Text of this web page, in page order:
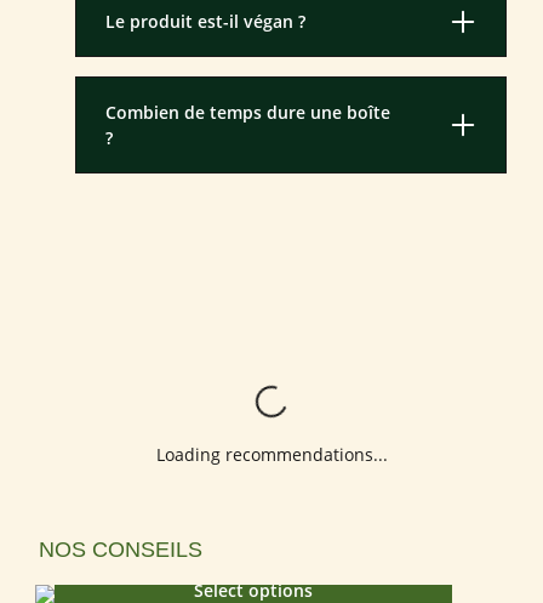
Le produit est-il végan ?
Combien de temps dure une boîte
?
Loading...
Loading recommendations...
Ignorer la galerie de produits
NOS CONSEILS
Select options